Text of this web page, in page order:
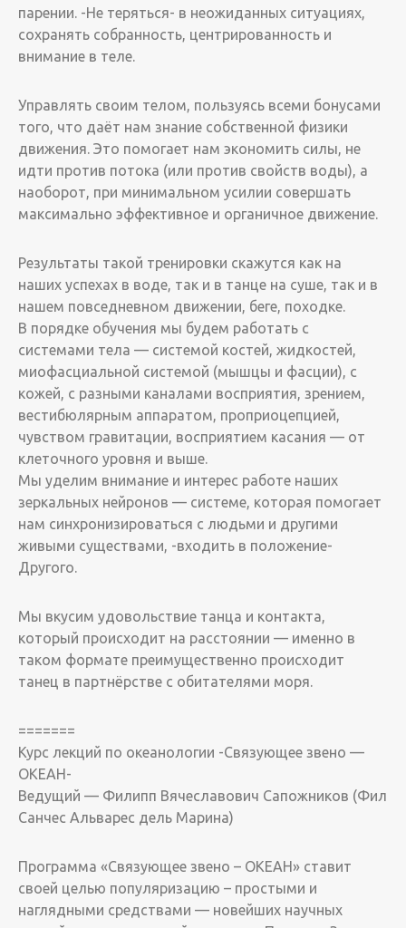
парении. -Не теряться- в неожиданных ситуациях,
сохранять собранность, центрированность и
внимание в теле.
Управлять своим телом, пользуясь всеми бонусами
того, что даёт нам знание собственной физики
движения. Это помогает нам экономить силы, не
идти против потока (или против свойств воды), а
наоборот, при минимальном усилии совершать
максимально эффективное и органичное движение.
Результаты такой тренировки скажутся как на
наших успехах в воде, так и в танце на суше, так и в
нашем повседневном движении, беге, походке.
В порядке обучения мы будем работать с
системами тела — системой костей, жидкостей,
миофасциальной системой (мышцы и фасции), с
кожей, с разными каналами восприятия, зрением,
вестибюлярным аппаратом, проприоцепцией,
чувством гравитации, восприятием касания — от
клеточного уровня и выше.
Мы уделим внимание и интерес работе наших
зеркальных нейронов — системе, которая помогает
нам синхронизироваться с людьми и другими
живыми существами, -входить в положение-
Другого.
Мы вкусим удовольствие танца и контакта,
который происходит на расстоянии — именно в
таком формате преимущественно происходит
танец в партнёрстве с обитателями моря.
=======
Курс лекций по океанологии -Связующее звено —
ОКЕАН-
Ведущий — Филипп Вячеславович Сапожников (Фил
Санчес Альварес дель Марина)
Программа «Связующее звено – ОКЕАН» ставит
своей целью популяризацию – простыми и
наглядными средствами — новейших научных